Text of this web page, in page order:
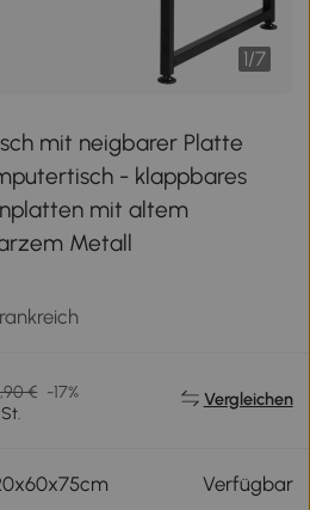
1/7
mit neigbarer Platte
- klappbares
mit altem
Metall
€ -17%
Vergleichen
Verfügbar